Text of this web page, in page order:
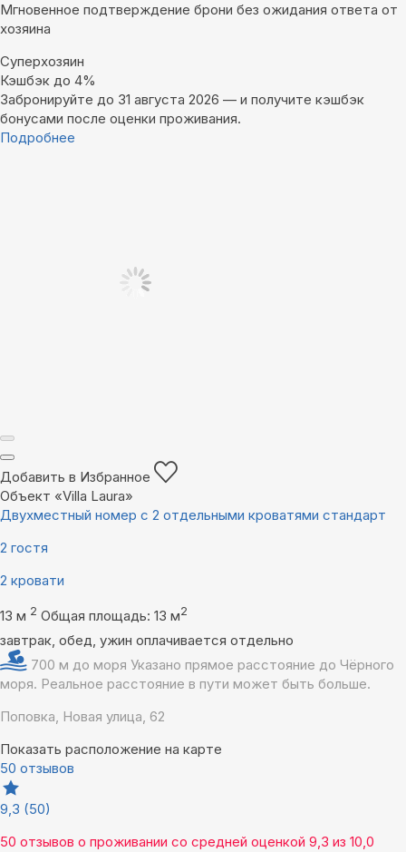
Мгновенное подтверждение брони без ожидания ответа от
хозяина
Суперхозяин
Кэшбэк до 4%
Забронируйте до 31 августа 2026 — и получите кэшбэк
бонусами после оценки проживания.
Подробнее
Добавить в Избранное
Объект «Villa Laura»
Двухместный номер с 2 отдельными кроватями стандарт
2 гостя
2 кровати
13 м 2 Общая площадь: 13 м2
завтрак, обед, ужин оплачивается отдельно
700 м до моря Указано прямое расстояние до Чёрного
моря. Реальное расстояние в пути может быть больше.
Поповка, Новая улица, 62
Показать расположение на карте
50 отзывов
9,3 (50)
50 отзывов о проживании со средней оценкой 9,3 из 10,0